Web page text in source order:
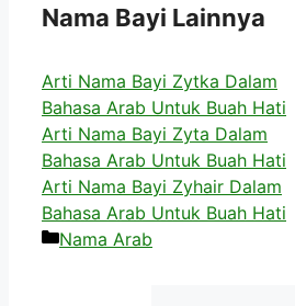
Nama Bayi Lainnya
Arti Nama Bayi Zytka Dalam
Bahasa Arab Untuk Buah Hati
Arti Nama Bayi Zyta Dalam
Bahasa Arab Untuk Buah Hati
Arti Nama Bayi Zyhair Dalam
Bahasa Arab Untuk Buah Hati
Kategori
Nama Arab